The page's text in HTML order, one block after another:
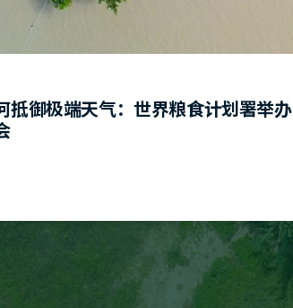
御极端天气：世界粮食计划署举办